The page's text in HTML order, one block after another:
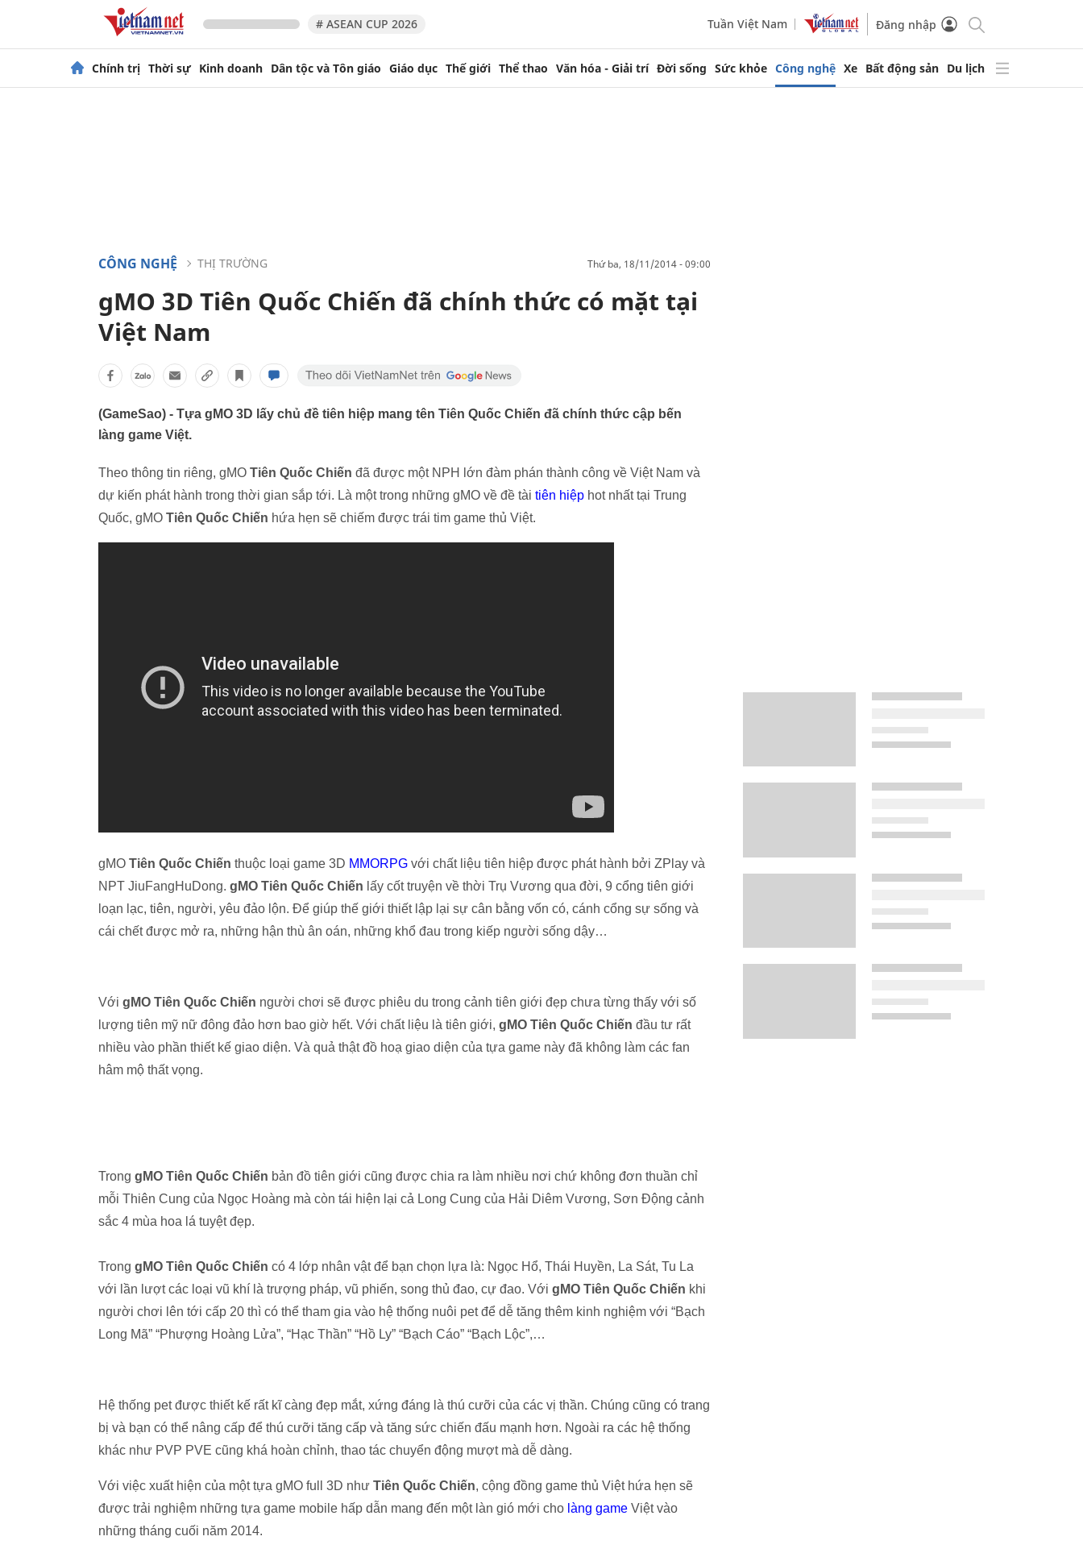
# ASEAN CUP 2026 Tuần Việt Nam Đăng nhập
Chính trị Thời sự Kinh doanh Dân tộc và Tôn giáo Giáo dục Thế giới Thể thao Văn hóa - Giải trí Đời sống Sức khỏe Công nghệ Xe Bất động sản Du lịch
CÔNG NGHỆ THỊ TRƯỜNG thứ ba, 18/11/2014 - 09:00
gMO 3D Tiên Quốc Chiến đã chính thức có mặt tại
Việt Nam
(GameSao) - Tựa gMO 3D lấy chủ đề tiên hiệp mang tên Tiên Quốc Chiến đã chính thức cập bến
làng game Việt.
Theo thông tin riêng, gMO Tiên Quốc Chiến đã được một NPH lớn đàm phán thành công về Việt Nam và
dự kiến phát hành trong thời gian sắp tới. Là một trong những gMO về đề tài tiên hiệp hot nhất tại Trung
Quốc, gMO Tiên Quốc Chiến hứa hẹn sẽ chiếm được trái tim game thủ Việt.
gMO Tiên Quốc Chiến thuộc loại game 3D MMORPG với chất liệu tiên hiệp được phát hành bởi ZPlay và
NPT JiuFangHuDong. gMO Tiên Quốc Chiến lấy cốt truyện về thời Trụ Vương qua đời, 9 cổng tiên giới
loạn lạc, tiên, người, yêu đảo lộn. Để giúp thế giới thiết lập lại sự cân bằng vốn có, cánh cổng sự sống và
cái chết được mở ra, những hận thù ân oán, những khổ đau trong kiếp người sống dậy…
Với gMO Tiên Quốc Chiến người chơi sẽ được phiêu du trong cảnh tiên giới đẹp chưa từng thấy với số
lượng tiên mỹ nữ đông đảo hơn bao giờ hết. Với chất liệu là tiên giới, gMO Tiên Quốc Chiến đầu tư rất
nhiều vào phần thiết kế giao diện. Và quả thật đồ hoạ giao diện của tựa game này đã không làm các fan
hâm mộ thất vọng.
Trong gMO Tiên Quốc Chiến bản đồ tiên giới cũng được chia ra làm nhiều nơi chứ không đơn thuần chỉ
mỗi Thiên Cung của Ngọc Hoàng mà còn tái hiện lại cả Long Cung của Hải Diêm Vương, Sơn Động cảnh
sắc 4 mùa hoa lá tuyệt đẹp.
Trong gMO Tiên Quốc Chiến có 4 lớp nhân vật để bạn chọn lựa là: Ngọc Hổ, Thái Huyền, La Sát, Tu La
với lần lượt các loại vũ khí là trượng pháp, vũ phiến, song thủ đao, cự đao. Với gMO Tiên Quốc Chiến khi
người chơi lên tới cấp 20 thì có thể tham gia vào hệ thống nuôi pet để dễ tăng thêm kinh nghiệm với “Bạch
Long Mã” “Phượng Hoàng Lửa”, “Hạc Thần” “Hồ Ly” “Bạch Cáo” “Bạch Lộc”,…
Hệ thống pet được thiết kế rất kĩ càng đẹp mắt, xứng đáng là thú cưỡi của các vị thần. Chúng cũng có trang
bị và bạn có thể nâng cấp để thú cưỡi tăng cấp và tăng sức chiến đấu mạnh hơn. Ngoài ra các hệ thống
khác như PVP PVE cũng khá hoàn chỉnh, thao tác chuyển động mượt mà dễ dàng.
Với việc xuất hiện của một tựa gMO full 3D như Tiên Quốc Chiến, cộng đồng game thủ Việt hứa hẹn sẽ
được trải nghiệm những tựa game mobile hấp dẫn mang đến một làn gió mới cho làng game Việt vào
những tháng cuối năm 2014.